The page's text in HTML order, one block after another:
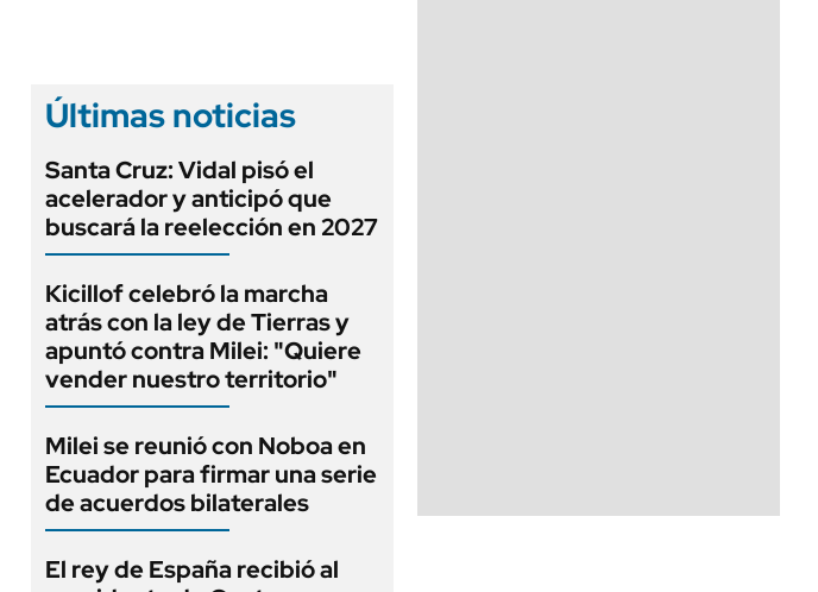
Últimas noticias
Santa Cruz: Vidal pisó el
acelerador y anticipó que
buscará la reelección en 2027
Kicillof celebró la marcha
atrás con la ley de Tierras y
apuntó contra Milei: "Quiere
vender nuestro territorio"
Milei se reunió con Noboa en
Ecuador para firmar una serie
de acuerdos bilaterales
El rey de España recibió al